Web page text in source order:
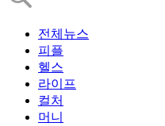
전체뉴스
피플
헬스
라이프
컬처
머니